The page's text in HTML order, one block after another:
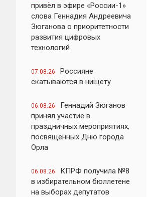
привёл в эфире «России-1»
слова Геннадия Андреевича
Зюганова о приоритетности
развития цифровых
технологий
07.08.26
Россияне
скатываются в нищету
06.08.26
Геннадий Зюганов
принял участие в
праздничных мероприятиях,
посвященных Дню города
Орла
06.08.26
КПРФ получила №8
в избирательном бюллетене
на выборах депутатов